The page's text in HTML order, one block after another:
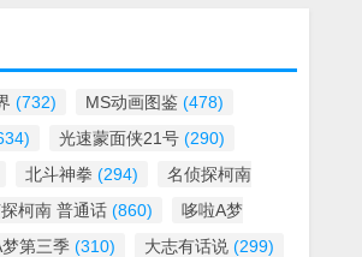
(732) MS动画图鉴 (478)
光速蒙面侠21号 (290)
北斗神拳 (294)
名侦探柯南
柯南 普通话 (860)
哆啦A梦
第三季 (310) 大志有话说 (299)